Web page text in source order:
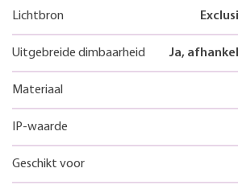
Lichtbron
Uitgebreide dimbaarheid Ja,
Materiaal
IP-waarde
Geschikt voor